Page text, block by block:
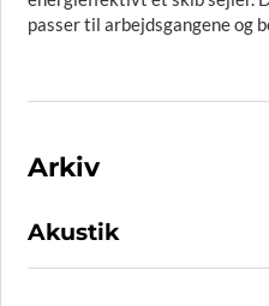
passer til arbejdsgangene og
Arkiv
Akustik